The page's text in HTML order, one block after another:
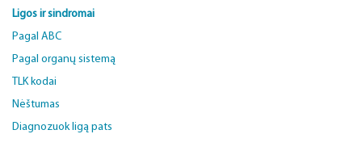
Ligos ir sindromai
Pagal ABC
Pagal organų sistemą
TLK kodai
Nėštumas
Diagnozuok ligą pats